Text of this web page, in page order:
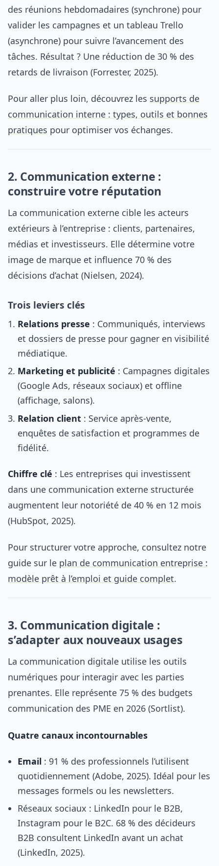
des réunions hebdomadaires (synchrone) pour
valider les campagnes et un tableau Trello
(asynchrone) pour suivre l’avancement des
tâches. Résultat ? Une réduction de 30 % des
retards de livraison (Forrester, 2025).
Pour aller plus loin, découvrez les supports de
communication interne : types, outils et bonnes
pratiques pour optimiser vos échanges.
2. Communication externe :
construire votre réputation
La communication externe cible les acteurs
extérieurs à l’entreprise : clients, partenaires,
médias et investisseurs. Elle détermine votre
image de marque et influence 70 % des
décisions d’achat (Nielsen, 2024).
Trois leviers clés
Relations presse : Communiqués, interviews
et dossiers de presse pour gagner en visibilité
médiatique.
Marketing et publicité : Campagnes digitales
(Google Ads, réseaux sociaux) et offline
(affichage, salons).
Relation client : Service après-vente,
enquêtes de satisfaction et programmes de
fidélité.
Chiffre clé : Les entreprises qui investissent
dans une communication externe structurée
augmentent leur notoriété de 40 % en 12 mois
(HubSpot, 2025).
Pour structurer votre approche, consultez notre
guide sur le plan de communication entreprise :
modèle prêt à l’emploi et guide complet.
3. Communication digitale :
s’adapter aux nouveaux usages
La communication digitale utilise les outils
numériques pour interagir avec les parties
prenantes. Elle représente 75 % des budgets
communication des PME en 2026 (Sortlist).
Quatre canaux incontournables
Email : 91 % des professionnels l’utilisent
quotidiennement (Adobe, 2025). Idéal pour les
messages formels ou les newsletters.
Réseaux sociaux : LinkedIn pour le B2B,
Instagram pour le B2C. 68 % des décideurs
B2B consultent LinkedIn avant un achat
(LinkedIn, 2025).